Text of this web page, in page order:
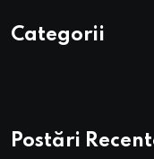
Categorii
Postări